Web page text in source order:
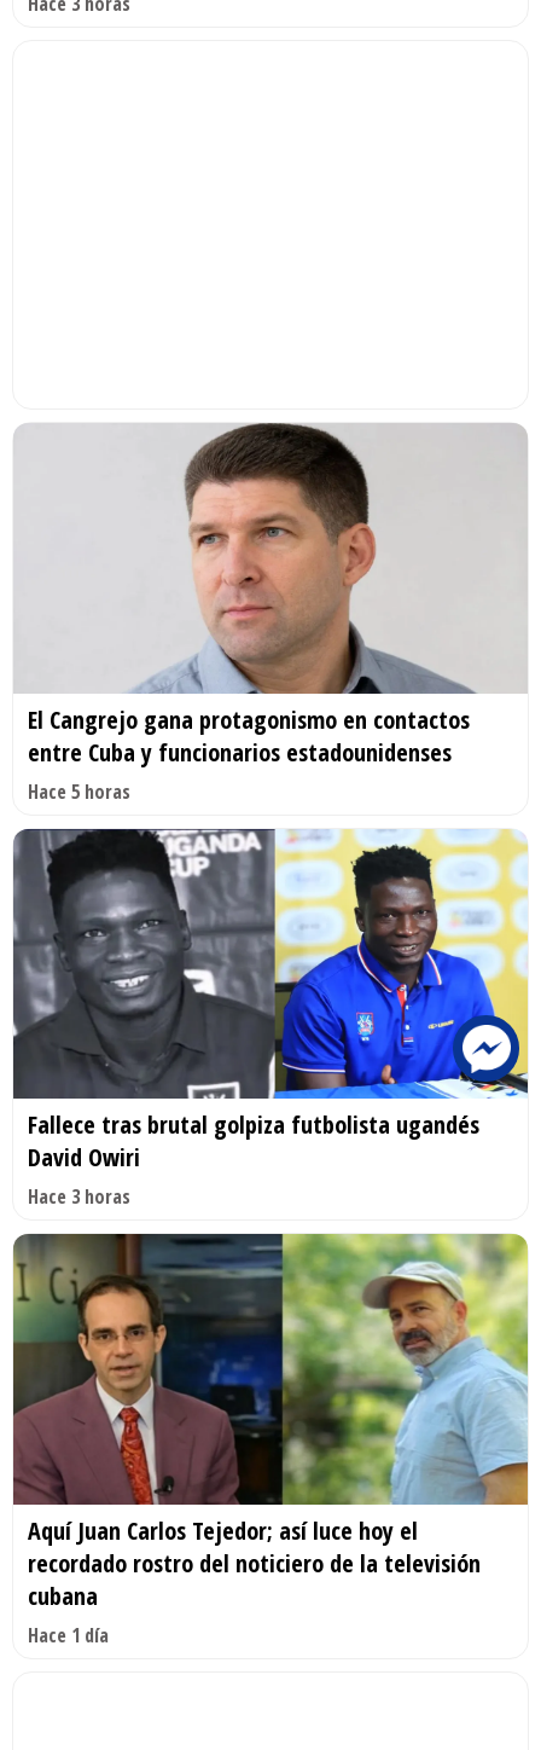
El Cangrejo gana protagonismo en contactos
entre Cuba y funcionarios estadounidenses
Hace 5 horas
Fallece tras brutal golpiza futbolista ugandés
David Owiri
Hace 3 horas
Aquí Juan Carlos Tejedor; así luce hoy el
recordado rostro del noticiero de la televisión
cubana
Hace 1 día